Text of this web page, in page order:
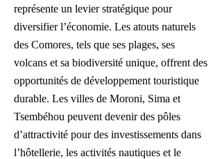
représente un levier stratégique pour
diversifier l’économie. Les atouts naturels
des Comores, tels que ses plages, ses
volcans et sa biodiversité unique, offrent des
opportunités de développement touristique
durable. Les villes de Moroni, Sima et
Tsembéhou peuvent devenir des pôles
d’attractivité pour des investissements dans
l’hôtellerie, les activités nautiques et le